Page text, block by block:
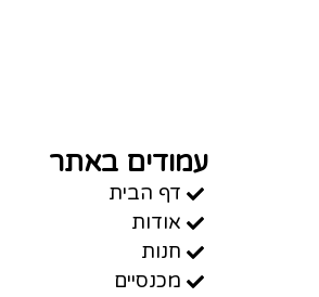
עמודים באתר
דף הבית
אודות
חנות
מכנסיים